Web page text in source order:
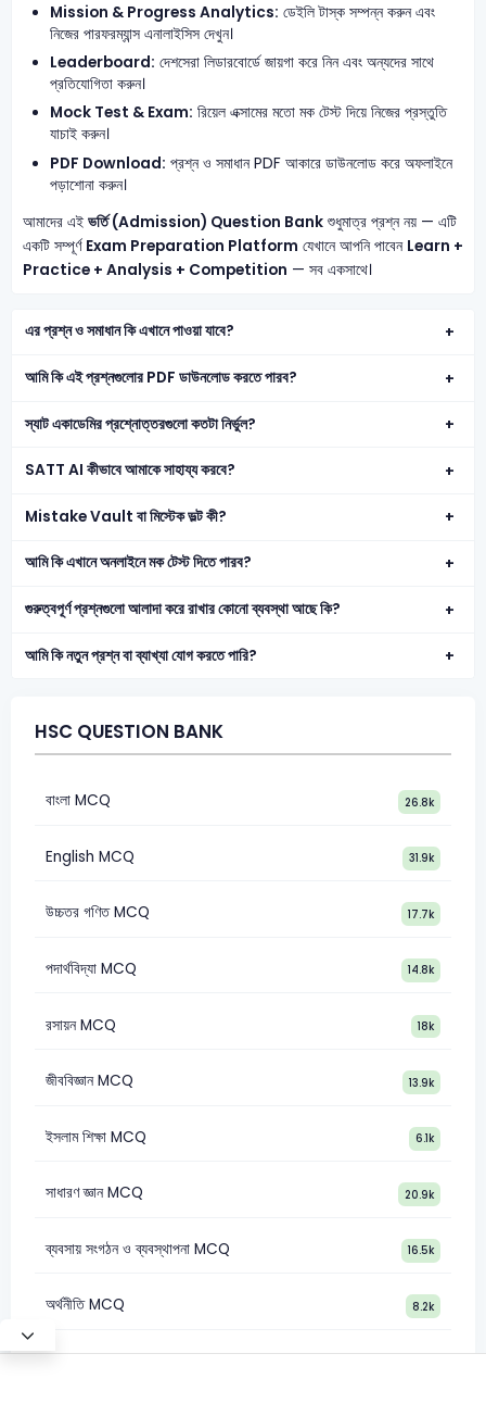
Mission & Progress Analytics: ডেইলি টাস্ক সম্পন্ন করুন এবং
নিজের পারফরম্যান্স এনালাইসিস দেখুন।
Leaderboard: দেশসেরা লিডারবোর্ডে জায়গা করে নিন এবং অন্যদের সাথে
প্রতিযোগিতা করুন।
Mock Test & Exam: রিয়েল এক্সামের মতো মক টেস্ট দিয়ে নিজের প্রস্তুতি
যাচাই করুন।
PDF Download: প্রশ্ন ও সমাধান PDF আকারে ডাউনলোড করে অফলাইনে
পড়াশোনা করুন।
আমাদের এই ভর্তি (Admission) Question Bankশুধুমাত্র প্রশ্ন নয় — এটি
একটি সম্পূর্ণ Exam Preparation Platform যেখানে আপনি পাবেন Learn +
Practice + Analysis + Competition — সব একসাথে।
এর প্রশ্ন ও সমাধান কি এখানে পাওয়া যাবে?
আমি কি এই প্রশ্নগুলোর PDF ডাউনলোড করতে পারব?
স্যাট একাডেমির প্রশ্নোত্তরগুলো কতটা নির্ভুল?
SATT AI কীভাবে আমাকে সাহায্য করবে?
Mistake Vault বা মিস্টেক ভল্ট কী?
আমি কি এখানে অনলাইনে মক টেস্ট দিতে পারব?
গুরুত্বপূর্ণ প্রশ্নগুলো আলাদা করে রাখার কোনো ব্যবস্থা আছে কি?
আমি কি নতুন প্রশ্ন বা ব্যাখ্যা যোগ করতে পারি?
HSC QUESTION BANK
বাংলা MCQ 26.8k
English MCQ 31.9k
উচ্চতর গণিত MCQ 17.7k
পদার্থবিদ্যা MCQ 14.8k
রসায়ন MCQ 18k
জীববিজ্ঞান MCQ 13.9k
ইসলাম শিক্ষা MCQ 6.1k
সাধারণ জ্ঞান MCQ 20.9k
ব্যবসায় সংগঠন ও ব্যবস্থাপনা MCQ 16.5k
অর্থনীতি MCQ 8.2k